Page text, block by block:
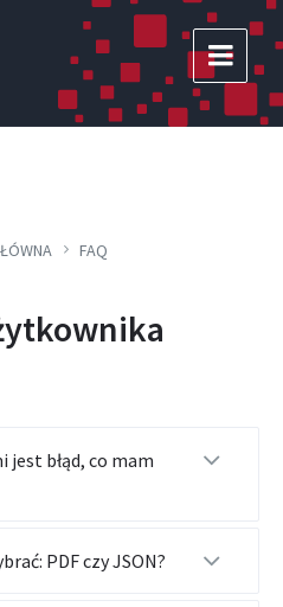
FAQ
jest błąd, co mam
PDF czy JSON?